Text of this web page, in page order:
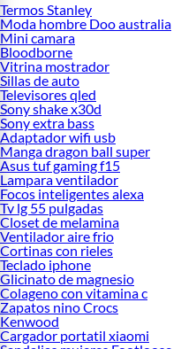
Termos Stanley
Moda hombre Doo australia
Mini camara
Bloodborne
Vitrina mostrador
Sillas de auto
Televisores qled
Sony shake x30d
Sony extra bass
Adaptador wifi usb
Manga dragon ball super
Asus tuf gaming f15
Lampara ventilador
Focos inteligentes alexa
Tv lg 55 pulgadas
Closet de melamina
Ventilador aire frio
Cortinas con rieles
Teclado iphone
Glicinato de magnesio
Colageno con vitamina c
Zapatos nino Crocs
Kenwood
Cargador portatil xiaomi